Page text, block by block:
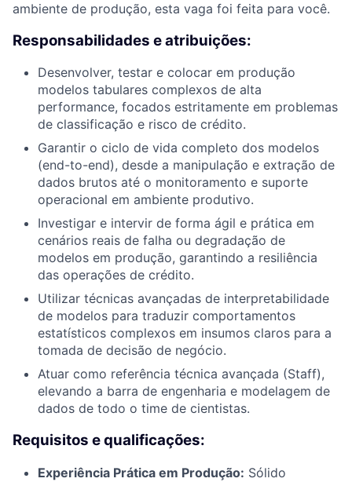
ambiente de produção, esta vaga foi feita para você.
Responsabilidades e atribuições:
Desenvolver, testar e colocar em produção
modelos tabulares complexos de alta
performance, focados estritamente em problemas
de classificação e risco de crédito.
Garantir o ciclo de vida completo dos modelos
(end-to-end), desde a manipulação e extração de
dados brutos até o monitoramento e suporte
operacional em ambiente produtivo.
Investigar e intervir de forma ágil e prática em
cenários reais de falha ou degradação de
modelos em produção, garantindo a resiliência
das operações de crédito.
Utilizar técnicas avançadas de interpretabilidade
de modelos para traduzir comportamentos
estatísticos complexos em insumos claros para a
tomada de decisão de negócio.
Atuar como referência técnica avançada (Staff),
elevando a barra de engenharia e modelagem de
dados de todo o time de cientistas.
Requisitos e qualificações:
Experiência Prática em Produção: Sólido